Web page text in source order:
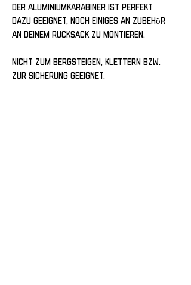
Der Aluminiumkarabiner ist perfekt
dazu geeignet, noch einiges an Zubehör
an deinem Rucksack zu montieren.
Nicht zum Bergsteigen, Klettern bzw.
zur Sicherung geeignet.